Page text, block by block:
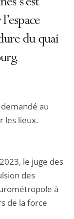
s’est
du quai
au
les lieux.
le juge des
des
à
de la force